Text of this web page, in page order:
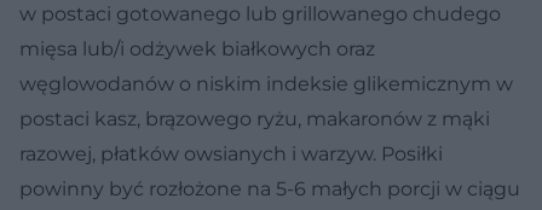
w postaci gotowanego lub grillowanego chudego
mięsa lub/i odżywek białkowych oraz
węglowodanów o niskim indeksie glikemicznym w
postaci kasz, brązowego ryżu, makaronów z mąki
razowej, płatków owsianych i warzyw. Posiłki
powinny być rozłożone na 5-6 małych porcji w ciągu